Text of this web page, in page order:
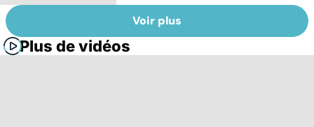
Voir plus
Plus de vidéos